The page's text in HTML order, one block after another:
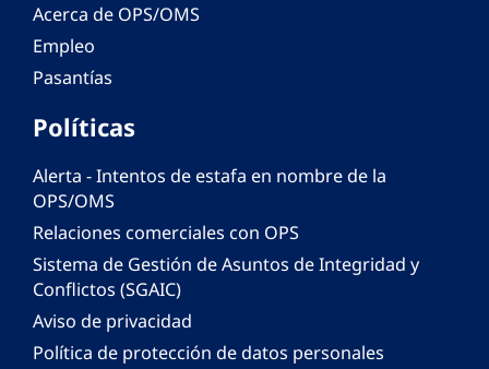
Acerca de OPS/OMS
Empleo
Pasantías
Políticas
Alerta - Intentos de estafa en nombre de la
OPS/OMS
Relaciones comerciales con OPS
Sistema de Gestión de Asuntos de Integridad y
Conflictos (SGAIC)
Aviso de privacidad
Política de protección de datos personales